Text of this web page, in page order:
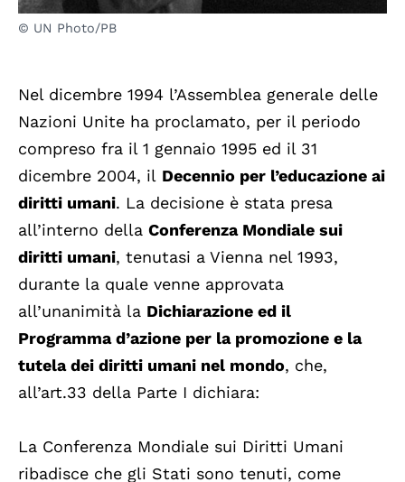
© UN Photo/PB
Nel dicembre 1994 l’Assemblea generale delle
Nazioni Unite ha proclamato, per il periodo
compreso fra il 1 gennaio 1995 ed il 31
dicembre 2004, il Decennio per l’educazione ai
diritti umani. La decisione è stata presa
all’interno della Conferenza Mondiale sui
diritti umani, tenutasi a Vienna nel 1993,
durante la quale venne approvata
all’unanimità la Dichiarazione ed il
Programma d’azione per la promozione e la
tutela dei diritti umani nel mondo, che,
all’art.33 della Parte I dichiara:
La Conferenza Mondiale sui Diritti Umani
ribadisce che gli Stati sono tenuti, come